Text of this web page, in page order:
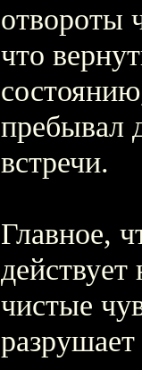
отвороты
что
пребывал
встречи.
Главное,
чистые